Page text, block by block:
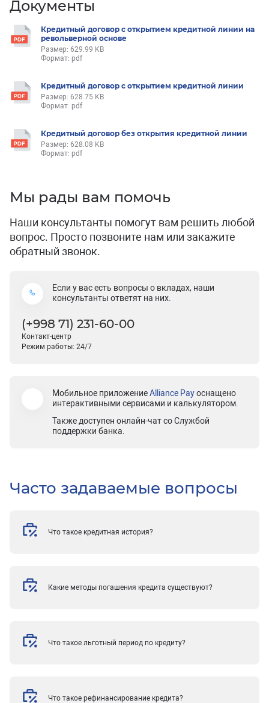
Документы
Кредитный договор с открытием кредитной линии на
револьверной основе
Размер: 629.99 KB
Формат: pdf
Кредитный договор с открытием кредитной линии
Размер: 628.75 KB
Формат: pdf
Кредитный договор без открытия кредитной линии
Размер: 628.08 KB
Формат: pdf
Мы рады вам помочь
Наши консультанты помогут вам решить любой
вопрос. Просто позвоните нам или закажите
обратный звонок.
Если у вас есть вопросы о вкладах, наши
консультанты ответят на них.
(+998 71) 231-60-00
Контакт-центр
Режим работы: 24/7
Мобильное приложениеAlliance Payоснащено
интерактивными сервисами и калькулятором.
Также доступен онлайн-чат со Службой
поддержки банка.
Часто задаваемые вопросы
Что такое кредитная история?
Какие методы погашения кредита существуют?
Что такое льготный период по кредиту?
Что такое рефинансирование кредита?